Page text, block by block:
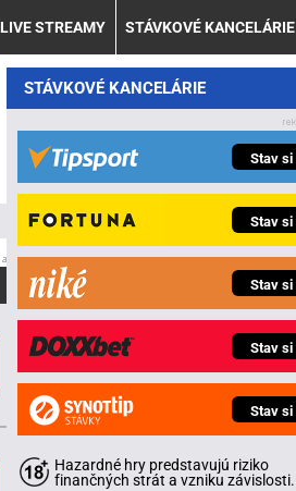
LIVE STREAMY STÁVKOVÉ KANCELÁRIE
STÁVKOVÉ KANCELÁRIE
Stav si
Stav si
Stav si
Stav si
Stav si
Hazardné hry predstavujú riziko
finančných strát a vzniku závislosti.